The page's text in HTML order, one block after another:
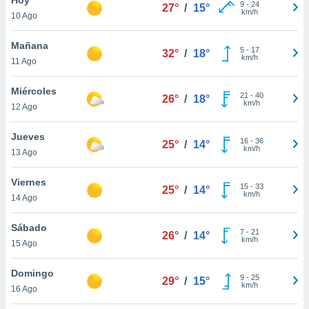
en
más
nuestra
de
cookies
aceptar
10 Ago
27° / 15° 9- 24
km/h
Mañana
11 Ago
32° / 18° 5- 17
km/h
Miércoles
12 Ago
26° / 18° 21 - 40
km/h
Jueves
13 Ago
25° / 14° 16- 36
km/h
Viernes
14 Ago
25° / 14° 15- 33
km/h
Sábado
15 Ago
26° / 14° 7- 21
km/h
Domingo
16 Ago
29° / 15° 9- 25
km/h